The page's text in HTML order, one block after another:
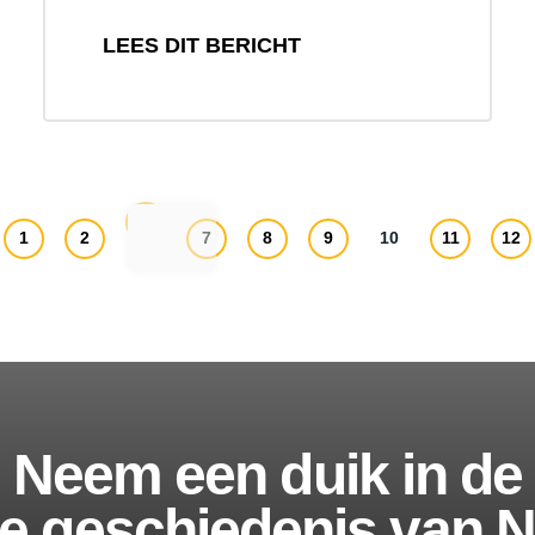
LEES DIT BERICHT
1 2 7 8 9 10 11 12
Neem een duik in de